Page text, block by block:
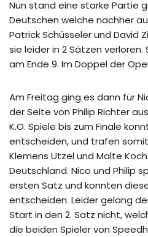
Nun stand eine starke Partie
Deutschen welche nachher
Patrick Schüsseler und David
sie leider in 2 Sätzen
am Ende 9. Im Doppel der
Am Freitag ging es dann für
der Seite von Philip Richter
K.O. Spiele bis zum Finale
entscheiden, und trafen
Klemens Utzel und Malte
Deutschland. Nico und Philip
ersten Satz und konnten
entscheiden. Leider gelang
Start in den 2. Satz nicht,
die beiden Spieler von